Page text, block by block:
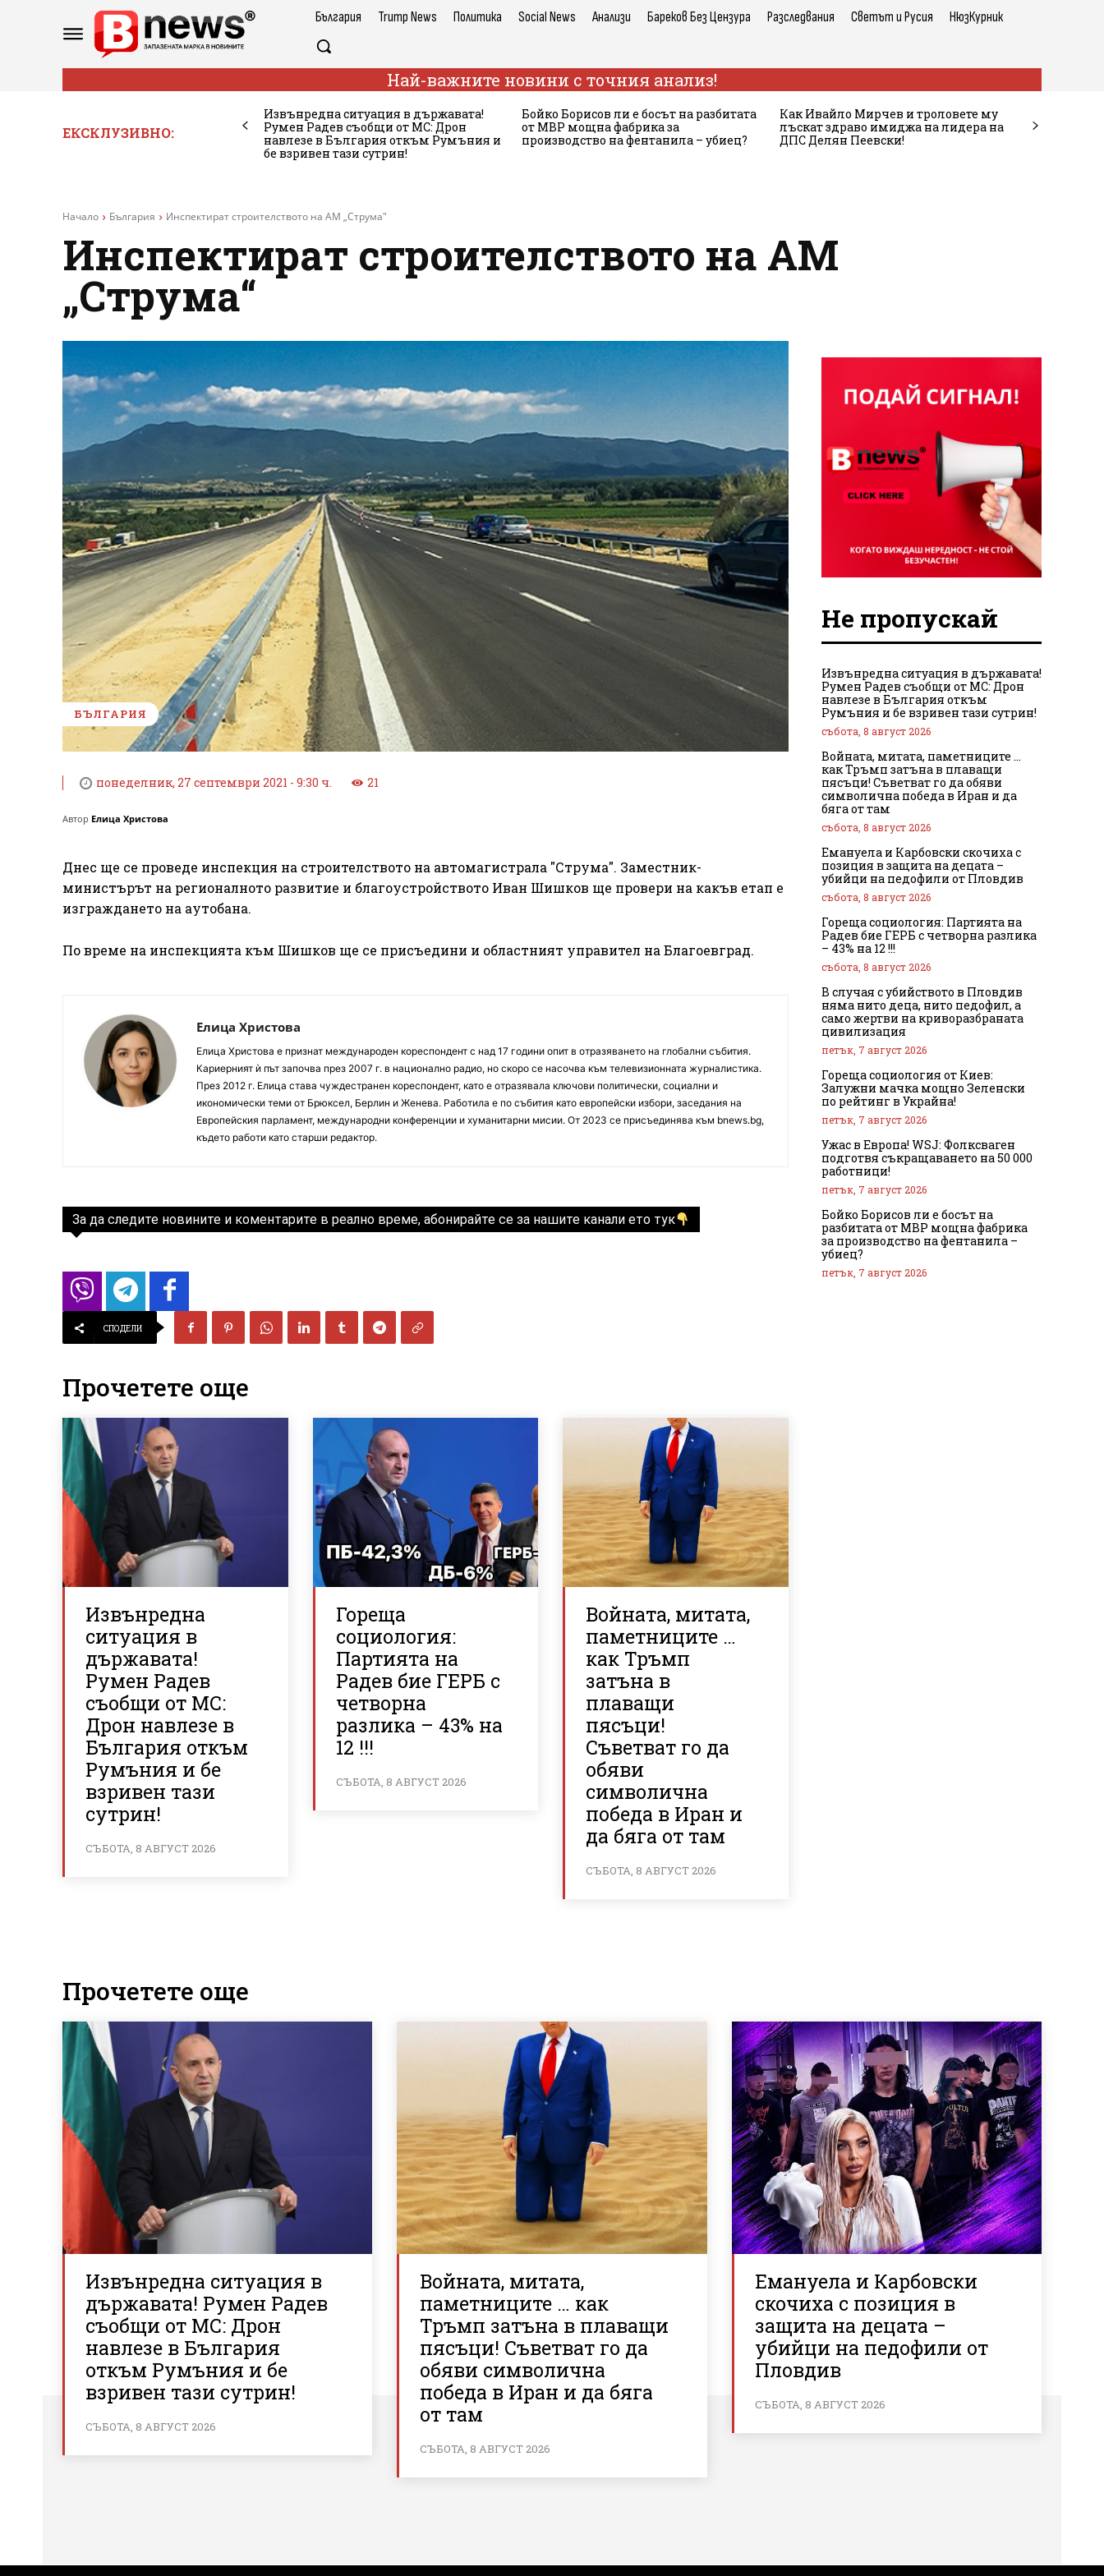
България Trump News Политика Social News Анализи Бареков Без Цензура Разследвания Светът и Русия НюзКурник
Най-важните новини с точния анализ!
ЕКСКЛУЗИВНО:
Извънредна ситуация в държавата!
Румен Радев съобщи от МС: Дрон
навлезе в България откъм Румъния и
бе взривен тази сутрин!
Бойко Борисов ли е босът на разбитата
от МВР мощна фабрика за
производство на фентанила – убиец?
Как Ивайло Мирчев и троловете му
лъскат здраво имиджа на лидера на
ДПС Делян Пеевски!
Начало България Инспектират строителството на АМ „Струма"
Инспектират строителството на АМ
„Струма“
БЪЛГАРИЯ
понеделник, 27 септември 2021 - 9:30 ч. 21
Автор Елица Христова
Днес ще се проведе инспекция на строителството на автомагистрала "Струма". Заместник-
министърът на регионалното развитие и благоустройството Иван Шишков ще провери на какъв етап е
изграждането на аутобана.
По време на инспекцията към Шишков ще се присъедини и областният управител на Благоевград.
Елица Христова
Елица Христова е признат международен кореспондент с над 17 години опит в отразяването на глобални събития.
Кариерният ѝ път започва през 2007 г. в национално радио, но скоро се насочва към телевизионната журналистика.
През 2012 г. Елица става чуждестранен кореспондент, като е отразявала ключови политически, социални и
икономически теми от Брюксел, Берлин и Женева. Работила е по събития като европейски избори, заседания на
Европейския парламент, международни конференции и хуманитарни мисии. От 2023 се присъединява към bnews.bg,
където работи като старши редактор.
За да следите новините и коментарите в реално време, абонирайте се за нашите канали ето тук
СПОДЕЛИ
Прочетете още
Извънредна
ситуация в
държавата!
Румен Радев
съобщи от МС:
Дрон навлезе в
България откъм
Румъния и бе
взривен тази
сутрин!
СЪБОТА, 8 АВГУСТ 2026
Гореща
социология:
Партията на
Радев бие ГЕРБ с
четворна
разлика – 43% на
12 !!!
СЪБОТА, 8 АВГУСТ 2026
Войната, митата,
паметниците …
как Тръмп
затъна в
плаващи
пясъци!
Съветват го да
обяви
символична
победа в Иран и
да бяга от там
СЪБОТА, 8 АВГУСТ 2026
Не пропускай
Извънредна ситуация в държавата!
Румен Радев съобщи от МС: Дрон
навлезе в България откъм
Румъния и бе взривен тази сутрин!
събота, 8 август 2026
Войната, митата, паметниците …
как Тръмп затъна в плаващи
пясъци! Съветват го да обяви
символична победа в Иран и да
бяга от там
събота, 8 август 2026
Емануела и Карбовски скочиха с
позиция в защита на децата –
убийци на педофили от Пловдив
събота, 8 август 2026
Гореща социология: Партията на
Радев бие ГЕРБ с четворна разлика
– 43% на 12 !!!
събота, 8 август 2026
В случая с убийството в Пловдив
няма нито деца, нито педофил, а
само жертви на криворазбраната
цивилизация
петък, 7 август 2026
Гореща социология от Киев:
Залужни мачка мощно Зеленски
по рейтинг в Украйна!
петък, 7 август 2026
Ужас в Европа! WSJ: Фолксваген
подготвя съкращаването на 50 000
работници!
петък, 7 август 2026
Бойко Борисов ли е босът на
разбитата от МВР мощна фабрика
за производство на фентанила –
убиец?
петък, 7 август 2026
Прочетете още
Извънредна ситуация в
държавата! Румен Радев
съобщи от МС: Дрон
навлезе в България
откъм Румъния и бе
взривен тази сутрин!
СЪБОТА, 8 АВГУСТ 2026
Войната, митата,
паметниците … как
Тръмп затъна в плаващи
пясъци! Съветват го да
обяви символична
победа в Иран и да бяга
от там
СЪБОТА, 8 АВГУСТ 2026
Емануела и Карбовски
скочиха с позиция в
защита на децата –
убийци на педофили от
Пловдив
СЪБОТА, 8 АВГУСТ 2026